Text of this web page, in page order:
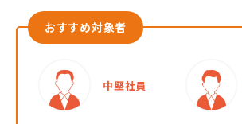
おすすめ対象者
中堅社員